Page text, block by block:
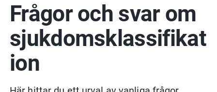
Frågor och svar om
sjukdomsklassifikat
ion